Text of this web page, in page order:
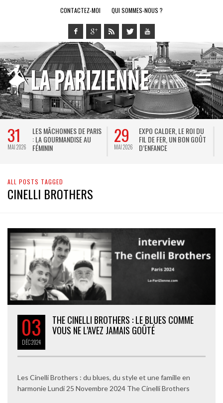
CONTACTEZ-MOI QUI SOMMES-NOUS ?
31
MAI 2026
LES MÂCHONNES DE PARIS
: LA GOURMANDISE AU
FÉMININ
29
MAI 2026
EXPO CALDER, LE ROI DU
FIL DE FER, UN BON GOÛT
D’ENFANCE
ALL POSTS TAGGED
CINELLI BROTHERS
03
DÉC2024
THE CINELLI BROTHERS : LE BLUES COMME
VOUS NE L’AVEZ JAMAIS GOÛTÉ
Les Cinelli Brothers : du blues, du style et une famille en
harmonie Lundi 25 Novembre 2024 The Cinelli Brothers